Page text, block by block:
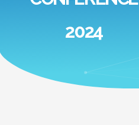
2024